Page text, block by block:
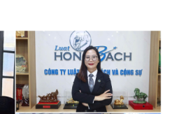
tù
Khởi tố thêm 2 người,
năm tù về hành vi tuyên truyền